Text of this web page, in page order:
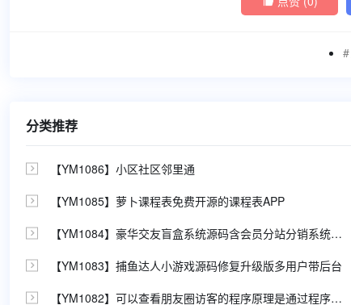
分类推荐
 【YM1086】小区社区邻里通
 【YM1085】萝卜课程表免费开源的课程表APP
 【YM1084】豪华交友盲盒系统源码含会员分站分销系统可易支付
 【YM1083】捕鱼达人小游戏源码修复升级版多用户带后台
 【YM1082】可以查看朋友圈访客的程序原理是通过程序生成一个链接发到朋友圈当微信好友点进链接之后就会获取他的微信头像和名字